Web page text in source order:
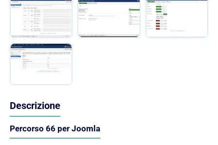
Descrizione
Percorso 66 per Joomla